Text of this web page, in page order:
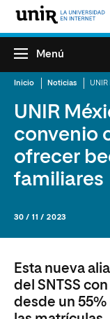
Menú
Inicio Noticias
UNIR
convenio
ofrecer
familiares
30 / 11 / 2023
Esta nueva
del SNTSS
desde un 55%